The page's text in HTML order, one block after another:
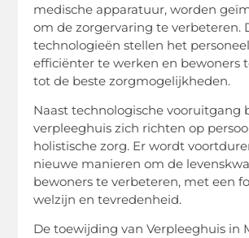
medische apparatuur, worden
om de zorgervaring te verbeteren.
technologieën stellen het
efficiënter te werken en bewoners
tot de beste zorgmogelijkheden.
Naast technologische vooruitgang
verpleeghuis zich richten op
holistische zorg. Er wordt
nieuwe manieren om de
bewoners te verbeteren, met een
welzijn en tevredenheid.
De toewijding van Verpleeghuis in